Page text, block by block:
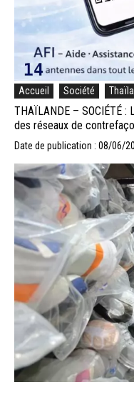
Accueil Société
THAÏLANDE – SOCIÉTÉ
des réseaux de
Date de publication : 08/06/